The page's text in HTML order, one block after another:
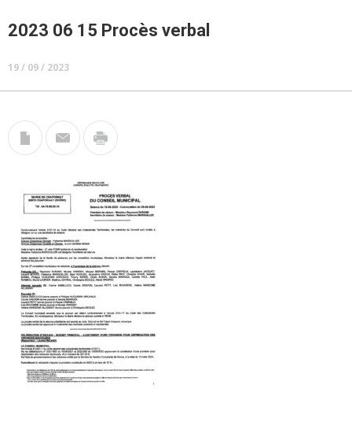
2023 06 15 Procès verbal
19 / 09 / 2023